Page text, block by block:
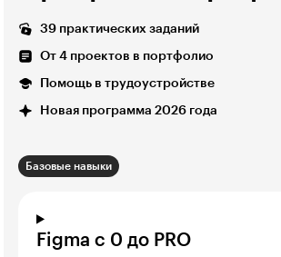
39 практических заданий
От 4 проектов в портфолио
Помощь в трудоустройстве
Новая программа 2026 года
Базовые навыки
Figma с 0 до PRO